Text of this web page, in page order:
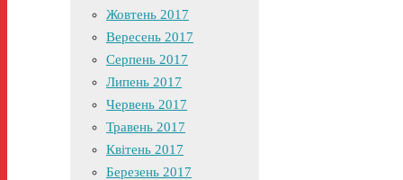
Жовтень 2017
Вересень 2017
Серпень 2017
Липень 2017
Червень 2017
Травень 2017
Квітень 2017
Березень 2017